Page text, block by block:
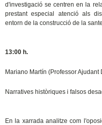
d'investigació se centren en la
prestant especial atenció als
entorn de la construcció de la
13:00 h.
Mariano Martín (Professor Ajudant
Narratives històriques i falsos
En la xarrada analitze com